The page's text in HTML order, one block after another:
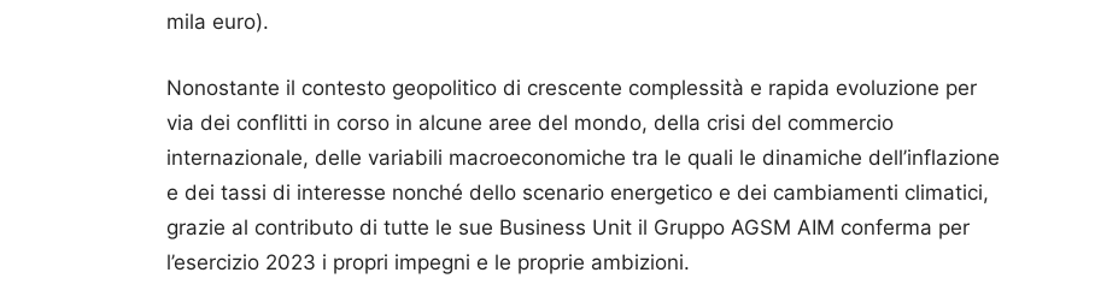
mila euro).
Nonostante il contesto geopolitico di crescente complessità e rapida evoluzione per
via dei conflitti in corso in alcune aree del mondo, della crisi del commercio
internazionale, delle variabili macroeconomiche tra le quali le dinamiche dell’inflazione
e dei tassi di interesse nonché dello scenario energetico e dei cambiamenti climatici,
grazie al contributo di tutte le sue Business Unit il Gruppo AGSM AIM conferma per
l’esercizio 2023 i propri impegni e le proprie ambizioni.